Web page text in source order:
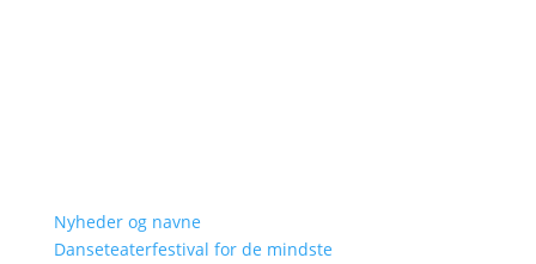
Nyheder og navne
Danseteaterfestival for de mindste